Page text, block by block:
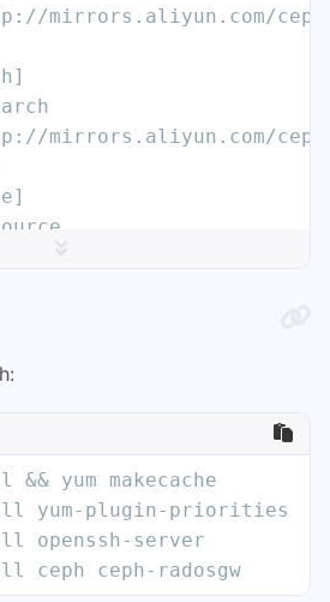
mirrors.aliyun.com/
mirrors.aliyun.com/
yum makecache
yum-plugin-priorities
openssh-server
ceph ceph-radosgw